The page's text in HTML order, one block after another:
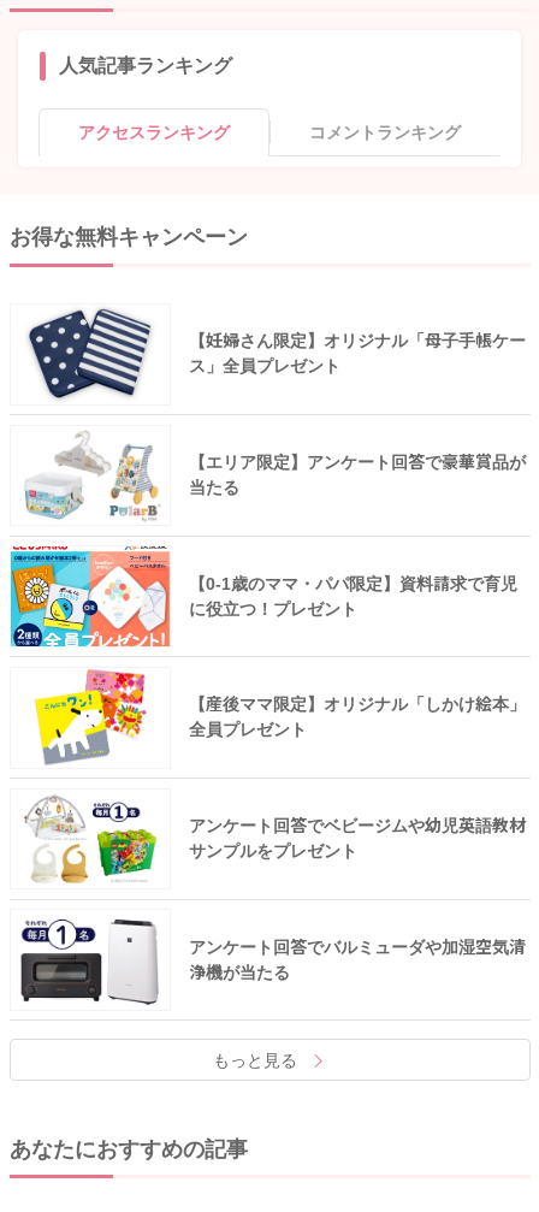
人気記事ランキング
アクセスランキング コメントランキング
お得な無料キャンペーン
【妊婦さん限定】オリジナル「母子手帳ケー
ス」全員プレゼント
【エリア限定】アンケート回答で豪華賞品が
当たる
【0-1歳のママ・パパ限定】資料請求で育児
に役立つ！プレゼント
【産後ママ限定】オリジナル「しかけ絵本」
全員プレゼント
アンケート回答でベビージムや幼児英語教材
サンプルをプレゼント
アンケート回答でバルミューダや加湿空気清
浄機が当たる
もっと見る
あなたにおすすめの記事